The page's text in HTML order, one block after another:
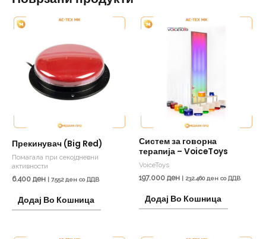
Прекинувач (Big Red)
Помагала при секојдневни
активности
6.400 ден 7.552ден со ДДВ
Додај Во Кошница
Систем за говорна
терапија – VoiceToys
VoiceToys
197.000 ден 232.460ден со ДДВ
Додај Во Кошница